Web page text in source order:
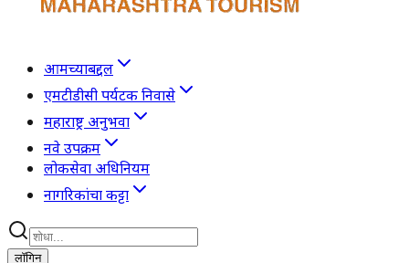
आमच्याबद्दल
एमटीडीसी पर्यटक निवासे
महाराष्ट्र अनुभवा
नवे उपक्रम
लोकसेवा अधिनियम
नागरिकांचा कट्टा
लॉगिन